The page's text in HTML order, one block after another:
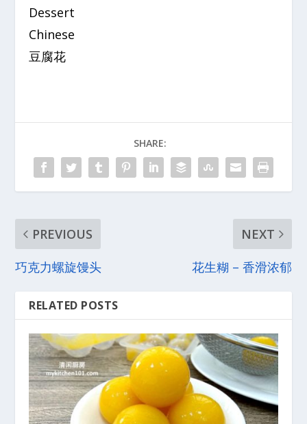
Dessert
Chinese
豆腐花
SHARE:
PREVIOUS
巧克力螺旋馒头
NEXT
花生糊 – 香滑浓郁
RELATED POSTS